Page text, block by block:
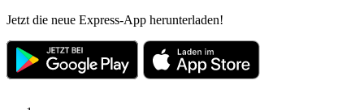
Jetzt die neue Express-App herunterladen!